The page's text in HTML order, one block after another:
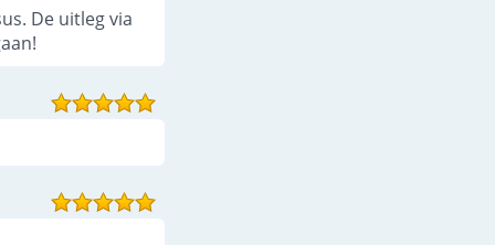
De uitleg via